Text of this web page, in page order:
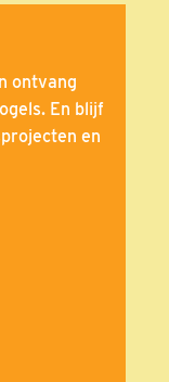
ontvang
En blijf
en